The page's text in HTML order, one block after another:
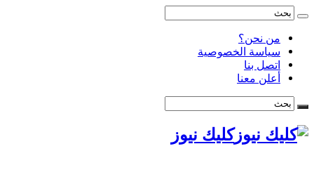
من نحن؟
سياسة الخصوصية
اتصل بنا
أعلن معنا
كليك نيوز